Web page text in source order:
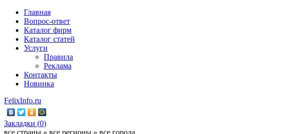
Главная
Вопрос-ответ
Каталог фирм
Каталог статей
Услуги
Правила
Реклама
Контакты
Новинка
FelixInfo.ru
Закладки (0)
все страны » все регионы » все города